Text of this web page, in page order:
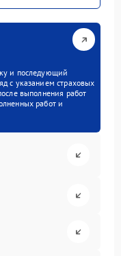
и последующий
с указанием страховых
выполнения работ
работ и